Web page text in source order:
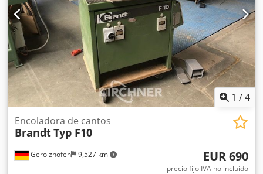
1,800 kg
, año de la última revisión: 2024, Equipamiento:
Marcado CE, documentación / manual , En venta
canteadoras BRANDT KDF 210 en buen estado. El
mantenimiento y las reparaciones han sido realizados por
técnicos certificados. Adicionalmente, se puede adquirir
una unidad de aplicación de adhesivo destinada a un color
de pegamento diferente. Dsdpfoy Aibvex Aqreck
1 /4
Gerolzhofen 9,527 km
Encoladora de cantos
BrandtTyp F10
EUR 690
precio fijo IVA no incluído